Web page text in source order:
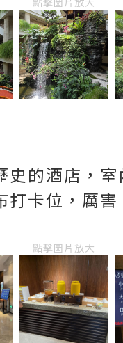
史的酒店，
打卡位，厲害
點擊圖片放大